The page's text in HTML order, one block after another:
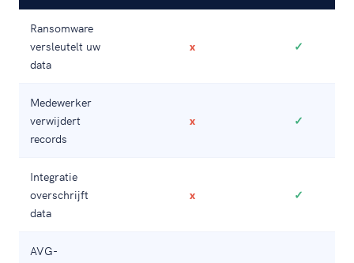
Ransomware
versleutelt uw
data
x ✓
Medewerker
verwijdert
records
x ✓
Integratie
overschrijft
data
x ✓
AVG-